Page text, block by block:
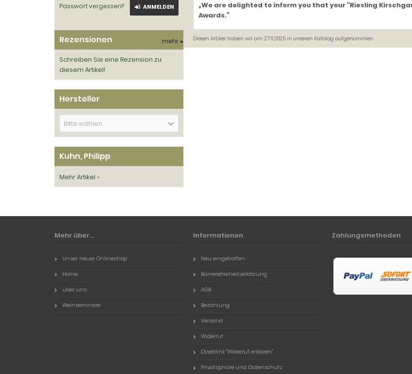
„We are delighted to inform you that your “Riesling
Awards.”
Diesen Artikel haben wir am 27.11.2025 in unseren Katalog aufgenommen.
Passwort vergessen? ANMELDEN
Rezensionen mehr »
Schreiben Sie eine Rezension zu
diesem Artikel!
Hersteller
Bitte wählen
Kuhn, Philipp
Mehr Artikel »
Mehr über...
Unser neuer Onlineshop
Home
über uns
Weinseminare
Informationen
Neu eingetroffen
Barrierefreiheitserklärung
AGB
Bezahlung
Versand
Widerruf
Direktlink "Widerruf erklären"
Privatsphäre und Datenschutz
Zahlungsmethoden